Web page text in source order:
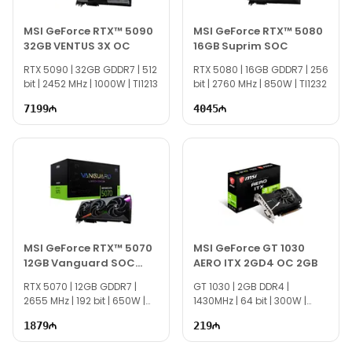
MSI GeForce RTX™ 5090
32GB VENTUS 3X OC
RTX 5090 | 32GB GDDR7 | 512
bit | 2452 MHz | 1000W | TI1213
7199
MSI GeForce RTX™ 5080
16GB Suprim SOC
RTX 5080 | 16GB GDDR7 | 256
bit | 2760 MHz | 850W | TI1232
4045
MSI GeForce RTX™ 5070
12GB Vanguard SOC
RTX 5070 | 12GB GDDR7 |
2655 MHz | 192 bit | 650W |
1879
MSI GeForce GT 1030
AERO ITX 2GD4 OC 2GB
GT 1030 | 2GB DDR4 |
1430MHz | 64 bit | 300W |
219